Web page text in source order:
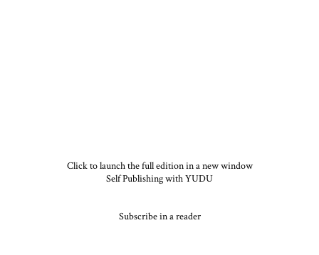
Click to launch the full edition in a new window
Self Publishing with YUDU
Subscribe in a reader